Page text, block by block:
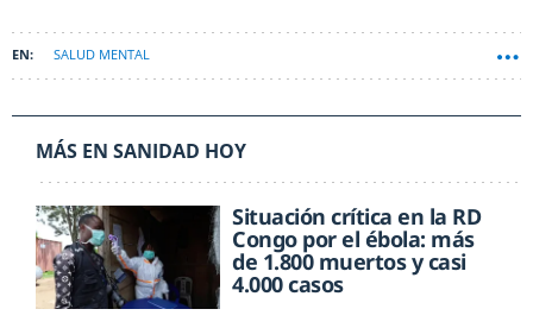
SALUD MENTAL
MÁS EN SANIDAD HOY
Situación crítica en la RD
Congo por el ébola: más
de 1.800 muertos y casi
4.000 casos